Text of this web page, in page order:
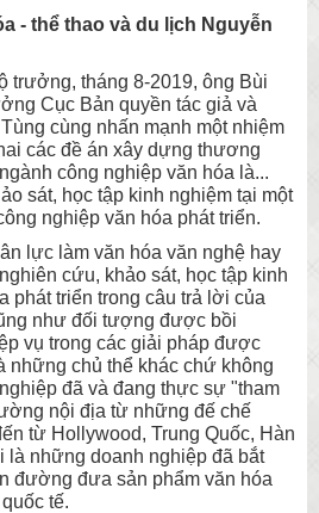
- thể thao và du lịch Nguyễn
trưởng, tháng 8-2019, ông Bùi
Cục Bản quyền tác giả và
cùng nhấn mạnh một nhiệm
các đề án xây dựng thương
công nghiệp văn hóa là...
sát, học tập kinh nghiệm tại một
nghiệp văn hóa phát triển.
lực làm văn hóa văn nghệ hay
cứu, khảo sát, học tập kinh
phát triển trong câu trả lời của
như đối tượng được bồi
vụ trong các giải pháp được
những chủ thể khác chứ không
đã và đang thực sự "tham
nội địa từ những đế chế
từ Hollywood, Trung Quốc, Hàn
là những doanh nghiệp đã bắt
đường đưa sản phẩm văn hóa
tế.